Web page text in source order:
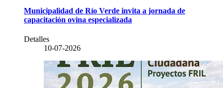
Municipalidad de Río Verde invita a jornada de
capacitación ovina especializada
Detalles
10-07-2026